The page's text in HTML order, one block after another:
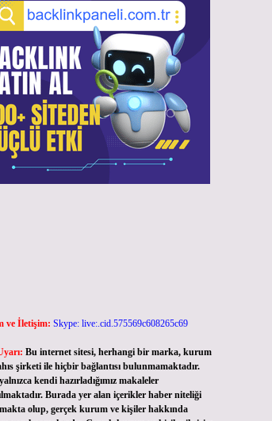
ve İletişim: Skype: live:.cid.575569c608265c69
Bu internet sitesi, herhangi bir marka, kurum
şirketi ile hiçbir bağlantısı bulunmamaktadır.
kendi hazırladığımız makaleler
Burada yer alan içerikler haber niteliği
olup, gerçek kurum ve kişiler hakkında